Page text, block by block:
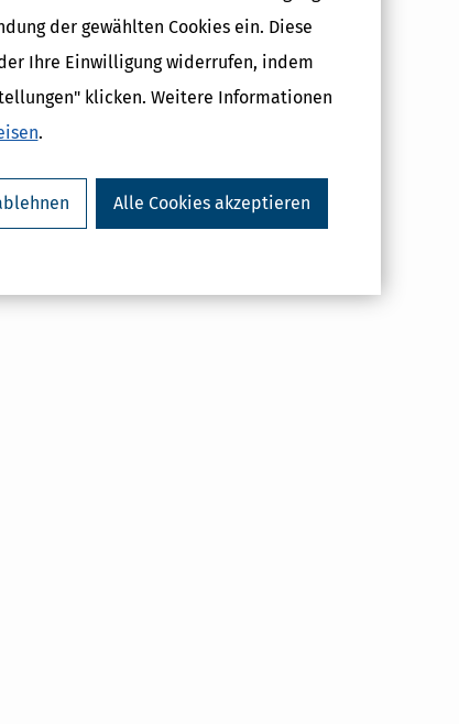
der gewählten Cookies ein. Diese
Ihre Einwilligung widerrufen, indem
klicken. Weitere Informationen
.
Alle Cookies akzeptieren